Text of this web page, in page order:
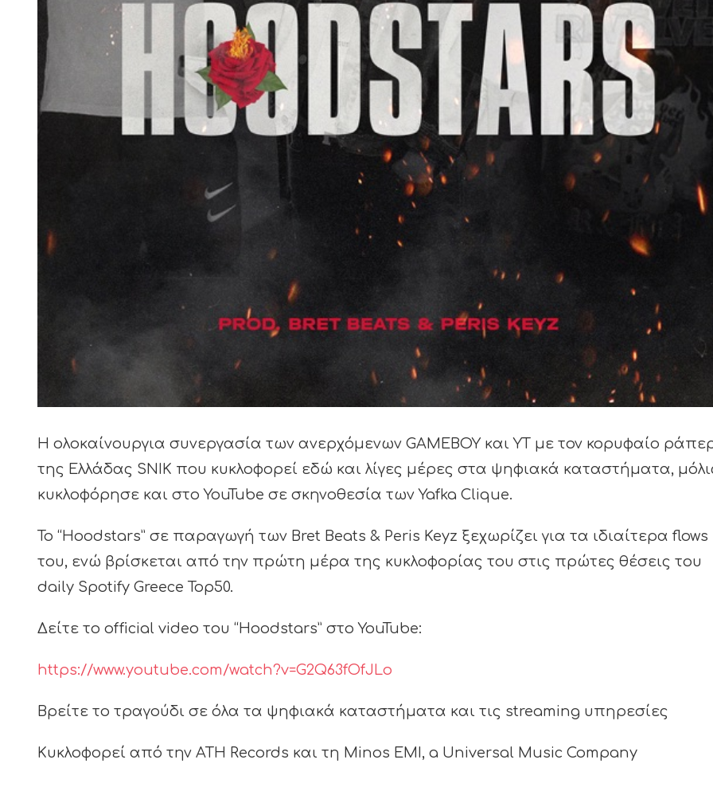
Η ολοκαίνουργια συνεργασία των ανερχόμενων GAMEBOY και YT με τον κορυφαίο
της Ελλάδας SNIK που κυκλοφορεί εδώ και λίγες μέρες στα ψηφιακά καταστήματα,
κυκλοφόρησε και στο YouTube σε σκηνοθεσία των Yafka Clique.
Το “Hoodstars” σε παραγωγή των Bret Beats & Peris Keyz ξεχωρίζει για τα ιδιαίτερα flows
του, ενώ βρίσκεται από την πρώτη μέρα της κυκλοφορίας του στις πρώτες θέσεις του
daily Spotify Greece Top50.
Δείτε το official video του “Hoodstars” στο YouTube:
https://www.youtube.com/watch?v=G2Q63fOfJLo
Βρείτε το τραγούδι σε όλα τα ψηφιακά καταστήματα και τις streaming υπηρεσίες
Κυκλοφορεί από την ΑΤΗ Records και τη Minos EMI, a Universal Music Company